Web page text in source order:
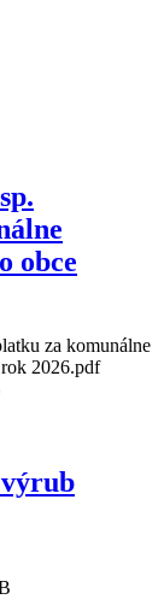
obce
za komunálne
2026.pdf